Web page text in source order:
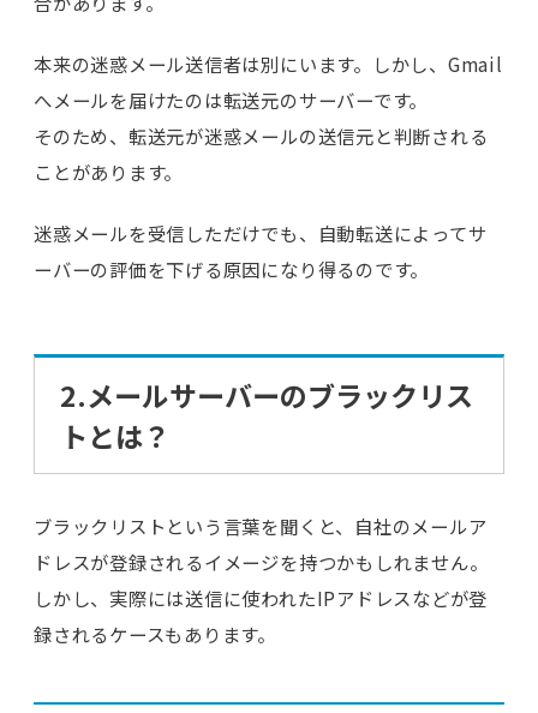
本来の迷惑メール送信者は別にいます。しかし、Gmail
へメールを届けたのは転送元のサーバーです。
そのため、転送元が迷惑メールの送信元と判断される
ことがあります。
迷惑メールを受信しただけでも、自動転送によってサ
ーバーの評価を下げる原因になり得るのです。
2.メールサーバーのブラックリス
トとは？
ブラックリストという言葉を聞くと、自社のメールア
ドレスが登録されるイメージを持つかもしれません。
しかし、実際には送信に使われたIPアドレスなどが登
録されるケースもあります。